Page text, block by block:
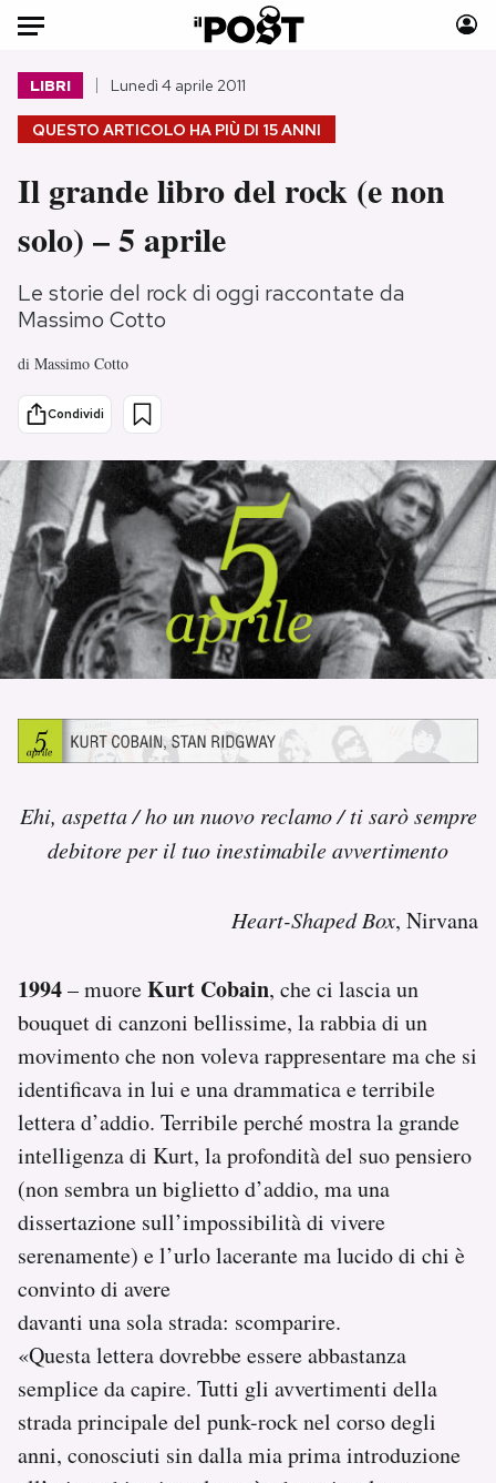
HOME
Italia
Politica
Tecnologia
Internet
Economia
Moda
PODCAST
NEWSLETTER
SHOP
CALENDARIO
Newsletter
Hai bisogno di aiuto?
Esci
QUESTO ARTICOLO HA PIÙ DI 15 ANNI
LIBRI Lunedì 4 aprile 2011
Il grande libro del rock (e non
solo) – 5 aprile
Le storie del rock di oggi raccontate da
Massimo Cotto
di Massimo Cotto
Condividi
Ehi, aspetta / ho un nuovo reclamo / ti sarò sempre
debitore per il tuo inestimabile avvertimento
Heart-Shaped Box, Nirvana
1994– muoreKurt Cobain, che ci lascia un
bouquet di canzoni bellissime, la rabbia di un
movimento che non voleva rappresentare ma che si
identificava in lui e una drammatica e terribile
lettera d’addio. Terribile perché mostra la grande
intelligenza di Kurt, la profondità del suo pensiero
(non sembra un biglietto d’addio, ma una
dissertazione sull’impossibilità di vivere
serenamente) e l’urlo lacerante ma lucido di chi è
convinto di avere
davanti una sola strada: scomparire.
«Questa lettera dovrebbe essere abbastanza
semplice da capire. Tutti gli avvertimenti della
strada principale del punk-rock nel corso degli
anni, conosciuti sin dalla mia prima introduzione